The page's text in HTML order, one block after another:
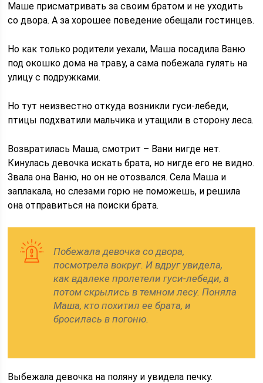
Маше присматривать за своим братом и не уходить
со двора. А за хорошее поведение обещали гостинцев.
Но как только родители уехали, Маша посадила Ваню
под окошко дома на траву, а сама побежала гулять на
улицу с подружками.
Но тут неизвестно откуда возникли гуси-лебеди,
птицы подхватили мальчика и утащили в сторону леса.
Возвратилась Маша, смотрит – Вани нигде нет.
Кинулась девочка искать брата, но нигде его не видно.
Звала она Ваню, но он не отозвался. Села Маша и
заплакала, но слезами горю не поможешь, и решила
она отправиться на поиски брата.
Побежала девочка со двора,
посмотрела вокруг. И вдруг увидела,
как вдалеке пролетели гуси-лебеди, а
потом скрылись в темном лесу. Поняла
Маша, кто похитил ее брата, и
бросилась в погоню.
Выбежала девочка на поляну и увидела печку.